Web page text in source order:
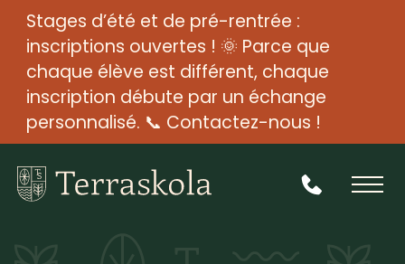
Stages d’été et de pré-rentrée :
inscriptions ouvertes ! 🌞 Parce que
chaque élève est différent, chaque
inscription débute par un échange
personnalisé. 📞 Contactez-nous !